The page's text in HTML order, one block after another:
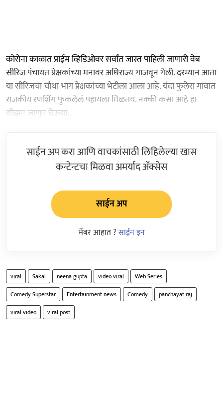
कोरोना काळात प्राईम व्हिडिओवर सर्वांत जास्त पाहिली जाणारी वेब
सीरिज पंचायत प्रेक्षकांच्या मनावर अधिराज्य गाजवून गेली. दरम्यान आता
या सीरिजचा चौथा भाग प्रेक्षकांच्या भेटीला आला आहे. यंदा फुलेरा गावात
राजकीय रणशिंग फुकलेलं पहायला मिळतय. नक्की कसा आहे हा
सीझन जाणून घेऊया...
साईन अप करा आणि वाचकांसाठी लिहिलेल्या खास
कन्टेन्टचा मिळवा अमर्याद ॲक्सेस
साईन अप
मेंबर आहात ?साईन इन
viral Sakal neena gupta video viral
Web Series
Comedy Superstar
Entertainment news Comedy
panchayat raj
viral video
viral post